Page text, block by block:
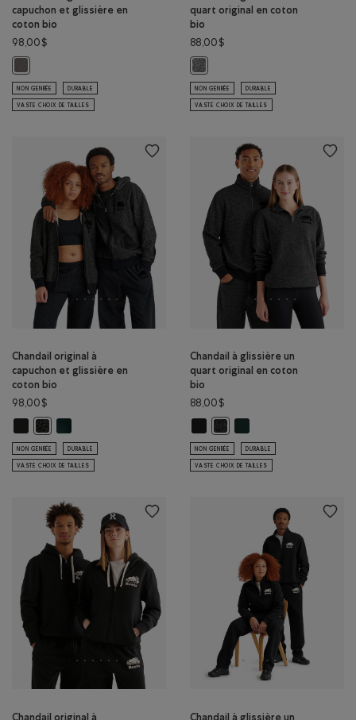
capuchon et glissière en
coton bio
98,00$
Chandail original à capuchon et glissière en coton bio : GRIS FALAISE
NON GENRÉE DURABLE
VASTE CHOIX DE TAILLES
quart original en coton
bio
88,00$
Chandail à glissière un quart
NON GENRÉE DURABLE
VASTE CHOIX DE TAILLES
Chandail original à
capuchon et glissière en
coton bio
98,00$
Chandail original à capuchon et glissière en coton bio: NOIR Couleur
Chandail original à capuchon et glissière en coton bio: POIVRE
Chandail original à capuchon et glissière en coton bio: VARSITY
NON GENRÉE DURABLE
VASTE CHOIX DE TAILLES
Chandail à glissière un
quart original en coton
bio
88,00$
Chandail à glissière un quart
Chandail à glissière un quart
NON GENRÉE DURABLE
VASTE CHOIX DE TAILLES
Chandail original à
Chandail à glissière un